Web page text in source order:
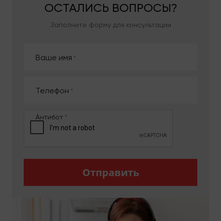
отслеживать в реальном времени. Клиентам
предлагаем отлаженную и своевременную
логистику, бережное отношение к грузам, их
Если клиентам нужно перевезти груз или срочно
оптимальный автотранспорт. Специально для
этого у нас есть огромный большой автопарк.
грузоперевозки, также предлагаем услуги:
сноса всей нужной мебели, коробок и техники;
погрузки с надежным крепежом.
ОСТАЛИСЬ ВОПРОСЫ?
Заполните форму для консультации
Ваше имя
Телефон
Антибот
Отправить